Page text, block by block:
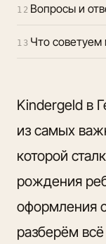
12 Вопросы и
13 Что
Kindergeld в
из самых
которой
рождения
оформления
разберём